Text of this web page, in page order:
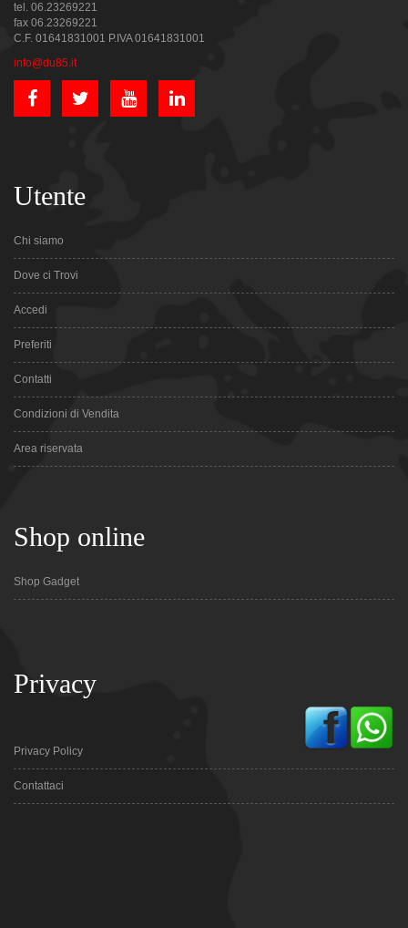
tel. 06.23269221
fax 06.23269221
C.F. 01641831001 P.IVA 01641831001
info@du85.it
Utente
Chi siamo
Dove ci Trovi
Accedi
Preferiti
Contatti
Condizioni di Vendita
Area riservata
Shop online
Shop Gadget
Privacy
Privacy Policy
Contattaci